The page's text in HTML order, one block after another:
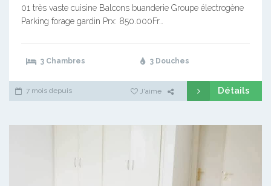
01 très vaste cuisine Balcons buanderie Groupe électrogène
Parking forage gardin Prx: 850.000Fr…
3 Chambres 3 Douches
7 mois depuis J'aime Détails